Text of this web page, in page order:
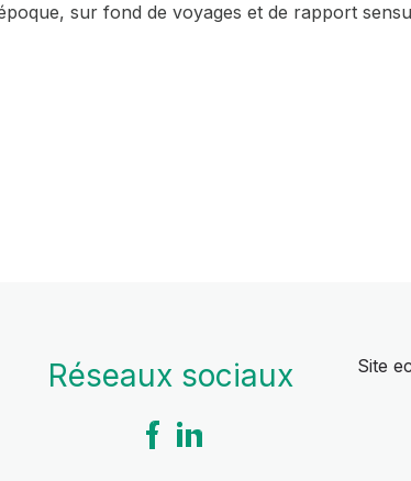
sur fond de voyages et de rapport
Réseaux sociaux Site